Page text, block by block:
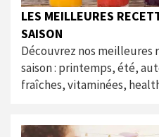
LES MEILLEURES
SAISON
Découvrez nos meilleures
saison : printemps, été,
fraîches, vitaminées,